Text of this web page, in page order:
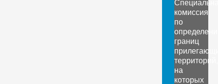
комиссия
по
границ
территорий,
на
которых